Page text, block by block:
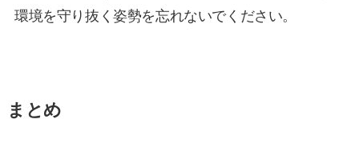
環境を守り抜く姿勢を忘れないでください。
まとめ